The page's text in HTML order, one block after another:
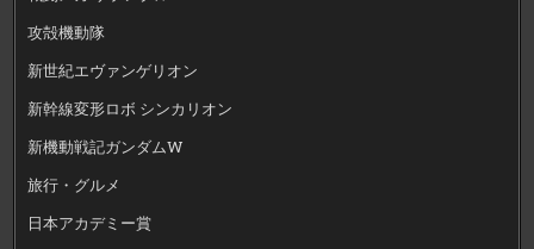
攻殻機動隊
新世紀エヴァンゲリオン
新幹線変形ロボ シンカリオン
新機動戦記ガンダムW
旅行・グルメ
日本アカデミー賞